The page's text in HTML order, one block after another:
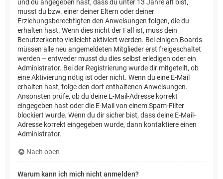
und du angegeben hast, dass du unter 13 Jahre alt bist,
musst du bzw. einer deiner Eltern oder deiner
Erziehungsberechtigten den Anweisungen folgen, die du
erhalten hast. Wenn dies nicht der Fall ist, muss dein
Benutzerkonto vielleicht aktiviert werden. Bei einigen Boards
müssen alle neu angemeldeten Mitglieder erst freigeschaltet
werden – entweder musst du dies selbst erledigen oder ein
Administrator. Bei der Registrierung wurde dir mitgeteilt, ob
eine Aktivierung nötig ist oder nicht. Wenn du eine E-Mail
erhalten hast, folge den dort enthaltenen Anweisungen.
Ansonsten prüfe, ob du deine E-Mail-Adresse korrekt
eingegeben hast oder die E-Mail von einem Spam-Filter
blockiert wurde. Wenn du dir sicher bist, dass deine E-Mail-
Adresse korrekt eingegeben wurde, dann kontaktiere einen
Administrator.
Nach oben
Warum kann ich mich nicht anmelden?